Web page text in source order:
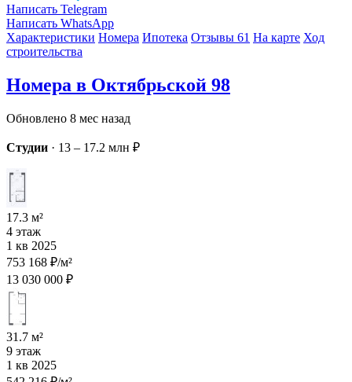
Написать Telegram
Написать WhatsApp
Характеристики Номера Ипотека Отзывы 61 На карте Ход
строительства
Номера в Октябрьской 98
Обновлено 8 мес назад
Студии · 13 – 17.2 млн ₽
17.3 м²
4 этаж
1 кв 2025
753 168 ₽/м²
13 030 000 ₽
31.7 м²
9 этаж
1 кв 2025